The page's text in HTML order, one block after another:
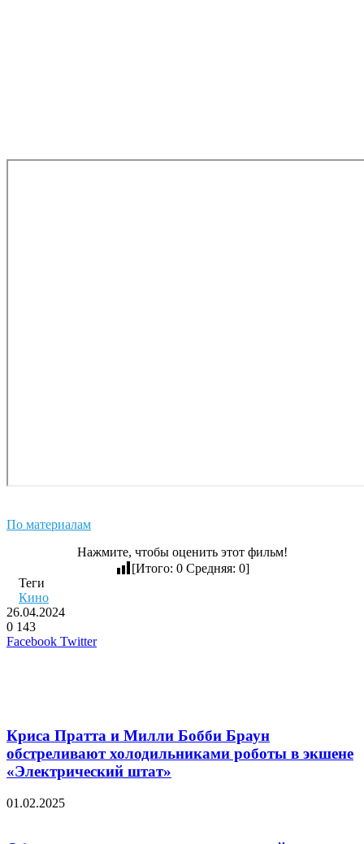
По материалам
Нажмите, чтобы оценить этот фильм!
[Итого: 0Средняя: 0]
Теги
Кино
26.04.2024
0 143
Facebook TwitterLinkedIn
Pinterest
Вконтакте
Одноклассники
Skype
WhatsApp
Telegram
Viber
Криса Пратта и Милли Бобби Браун
обстреливают холодильниками роботы в экшене
«Электрический штат»
01.02.2025